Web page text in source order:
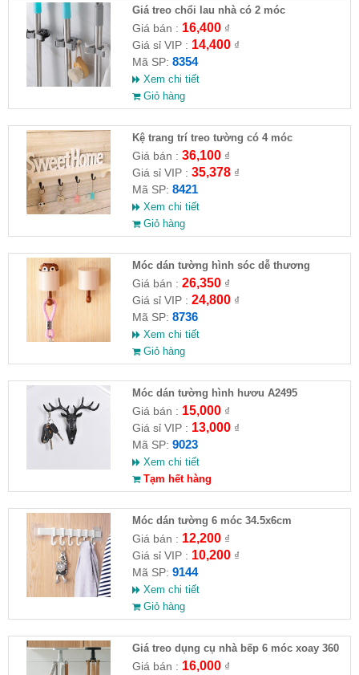
Giá treo chổi lau nhà có 2 móc
Giá bán : 16,400₫
Giá sỉ VIP : 14,400₫
Mã SP: 8354
Xem chi tiết
Giỏ hàng
Kệ trang trí treo tường có 4 móc
SweetHome
Giá bán : 36,100₫
Giá sỉ VIP : 35,378₫
Mã SP: 8421
Xem chi tiết
Giỏ hàng
Móc dán tường hình sóc dễ thương
Giá bán : 26,350₫
Giá sỉ VIP : 24,800₫
Mã SP: 8736
Xem chi tiết
Giỏ hàng
Móc dán tường hình hươu A2495
Giá bán : 15,000₫
Giá sỉ VIP : 13,000₫
Mã SP: 9023
Xem chi tiết
Tạm hết hàng
Móc dán tường 6 móc 34.5x6cm
Giá bán : 12,200₫
Giá sỉ VIP : 10,200₫
Mã SP: 9144
Xem chi tiết
Giỏ hàng
Giá treo dụng cụ nhà bếp 6 móc xoay 360
độ 17x8.5x7cm
Giá bán : 16,000₫